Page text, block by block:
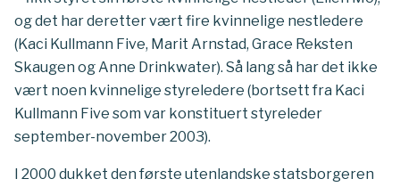
og det har deretter vært fire kvinnelige nestledere
(Kaci Kullmann Five, Marit Arnstad, Grace Reksten
Skaugen og Anne Drinkwater). Så lang så har det ikke
vært noen kvinnelige styreledere (bortsett fra Kaci
Kullmann Five som var konstituert styreleder
september-november 2003).
I 2000 dukket den første utenlandske statsborgeren